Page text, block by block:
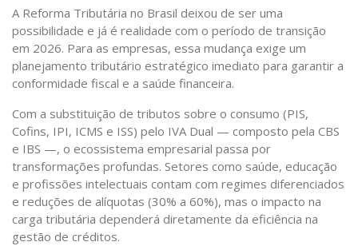
A Reforma Tributária no Brasil deixou de ser uma
possibilidade e já é realidade com o período de transição
em 2026. Para as empresas, essa mudança exige um
planejamento tributário estratégico imediato para garantir a
conformidade fiscal e a saúde financeira.
Com a substituição de tributos sobre o consumo (PIS,
Cofins, IPI, ICMS e ISS) pelo IVA Dual — composto pela CBS
e IBS —, o ecossistema empresarial passa por
transformações profundas. Setores como saúde, educação
e profissões intelectuais contam com regimes diferenciados
e reduções de alíquotas (30% a 60%), mas o impacto na
carga tributária dependerá diretamente da eficiência na
gestão de créditos.